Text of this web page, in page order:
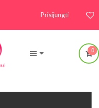
Prisijungti
0